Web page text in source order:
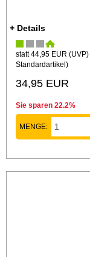
+ Details
statt44,95 EUR (UVP)
Standardartikel)
34,95 EUR
Sie sparen 22.2%
MENGE: